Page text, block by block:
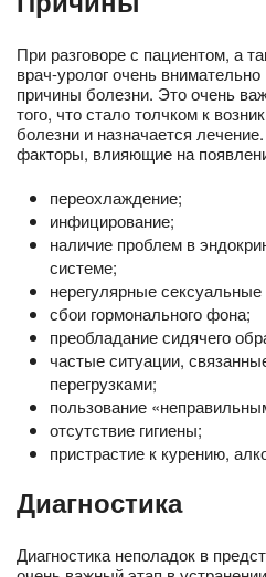
При разговоре с пациентом, а
врач-уролог очень
причины болезни. Это очень
того, что стало толчком к
болезни и назначается
факторы, влияющие на
переохлаждение;
инфицирование;
наличие проблем в
системе;
нерегулярные
сбои гормонального фона;
преобладание сидячего
частые ситуации,
перегрузками;
пользование
отсутствие гигиены;
пристрастие к курению,
Диагностика
Диагностика неполадок в